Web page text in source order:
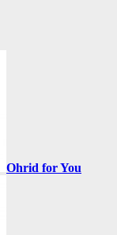
Ohrid for You